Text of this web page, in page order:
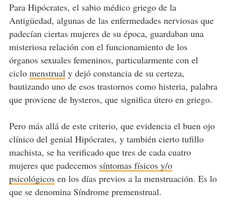
Para Hipócrates, el sabio médico griego de la
Antigüedad, algunas de las enfermedades nerviosas que
padecían ciertas mujeres de su época, guardaban una
misteriosa relación con el funcionamiento de los
órganos sexuales femeninos, particularmente con el
ciclo menstrual y dejó constancia de su certeza,
bautizando uno de esos trastornos como histeria, palabra
que proviene de hysteros, que significa útero en griego.
Pero más allá de este criterio, que evidencia el buen ojo
clínico del genial Hipócrates, y también cierto tufillo
machista, se ha verificado que tres de cada cuatro
mujeres que padecemos síntomas físicos y/o
psicológicosen los días previos a la menstruación. Es lo
que se denomina Síndrome premenstrual.